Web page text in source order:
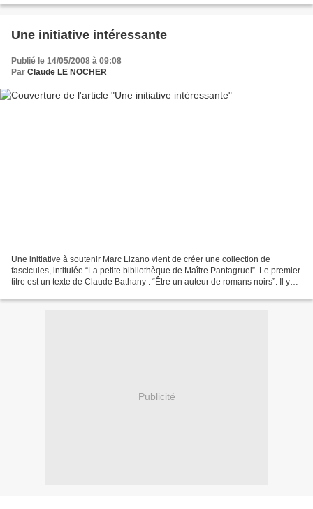
Une initiative intéressante
Publié le 14/05/2008 à 09:08
Par Claude LE NOCHER
Une initiative à soutenir Marc Lizano vient de créer une collection de
fascicules, intitulée “La petite bibliothèque de Maître Pantagruel”. Le premier
titre est un texte de Claude Bathany : “Être un auteur de romans noirs”. Il y
Publicité